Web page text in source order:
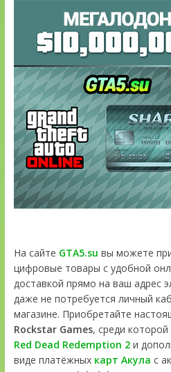
На сайте GTA5.su вы можете
цифровые товары с удобной
доставкой прямо на ваш адрес
даже не потребуется личный
магазине. Приобретайте
Rockstar Games, среди которой
Red Dead Redemption 2и
виде платёжных карт Акула с